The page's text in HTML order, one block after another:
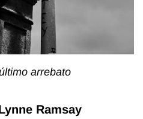
arrebato
Ramsay